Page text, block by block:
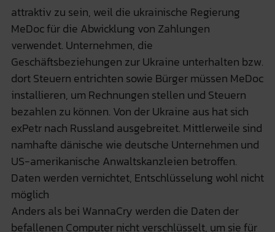
attraktiv zu sein, weil die ukrainische Regierung
MeDoc für die Abwicklung von Zahlungen
verwendet. Unternehmen, die
Geschäftsbeziehungen zur Ukraine unterhalten bzw.
dort Steuern entrichten sowie Bürger müssen MeDoc
installieren, um Rechnungen stellen und Steuern
bezahlen zu können. Von der Ukraine aus hat sich
exPetr nach Russland ausgebreitet. Mittlerweile sind
namhafte dänische wie deutsche Unternehmen und
US-amerikanische Anwaltskanzleien betroffen.
Daten werden vernichtet, Entschlüsselung wohl nicht
möglich
Anders als bei WannaCry werden die Daten der
befallenen Computer nicht verschlüsselt, um sie für